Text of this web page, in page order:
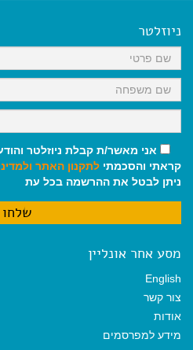
p
m
ניוזלטר
אני מאשר/ת קבלת ניוזלטר
קראתי והסכמתי לתקנון האתר
ניתן לבטל את ההרשמה בכל עת
מסע אחר אונליין
English
צור קשר
אודות
מידע למפרסמים